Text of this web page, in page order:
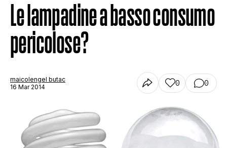
CRONACA E POLITICA
SCIENZA E TECNOLOGIA
SALUTE E MEDICINA
Le lampadine a basso consumo
pericolose?
maicolengel butac
16 Mar 2014
0 0